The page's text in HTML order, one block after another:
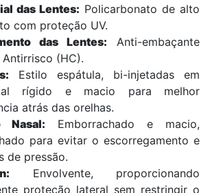
das Lentes: Policarbonato de alto
com proteção UV.
das Lentes: Anti-embaçante
Antirrisco (HC).
Estilo espátula, bi-injetadas em
rígido e macio para melhor
atrás das orelhas.
Nasal: Emborrachado e macio,
para evitar o escorregamento e
de pressão.
Envolvente, proporcionando
proteção lateral sem restringir o